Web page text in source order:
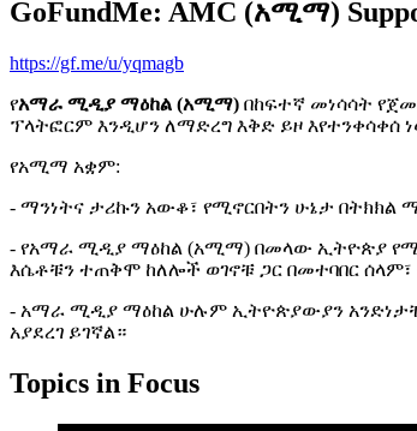
GoFundMe: AMC (አሚማ)
https://gf.me/u/yqmagb
የአማራ ሚዲያ ማዕከል (አሚማ) በከፍተኛ መነሳሳት
ፕላትፎርም እንዲሆን ለማድረግ እቅድ ይዞ
የአሚማ አቋም:
- ማንነትና ታሪኩን አውቆ፣ የሚኖርበትን ሁኔታ
- የአማራ ሚዲያ ማዕከል (አሚማ) በመላው ኢትዮጵያ
እሴቶቹን ተጠቅሞ ከለሎች ወገኖቹ ጋር በመተባበር ሰላም፣
- አማራ ሚዲያ ማዕከል ሁሉም ኢትዮጵያውያን
አያደረገ ይገኛል።
Topics in Focus